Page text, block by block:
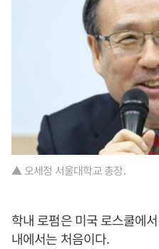
▲ 오세정 서울대학교 총장.
학내 로펌은 미국 로스쿨에
내에서는 처음이다.